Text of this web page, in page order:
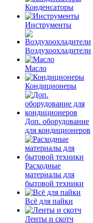
Конденсаторы
Инструменты
Воздухоохладители
Масло
Кондиционеры
Доп. оборудование
для кондиционеров
Расходные
материалы для
бытовой техники
Всё для пайки
Ленты и скотч